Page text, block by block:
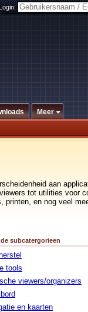
Meer
aan
tot utilities voor
printen, en nog veel
subcatergorieen
tools
viewers/organizers
en kaarten